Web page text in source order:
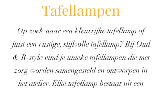
Tafellampen
Op zoek naar een kleurrijke tafellamp of
juist een rustige, stijlvolle tafellamp? Bij Oud
& R-style vind je unieke tafellampen die met
zorg worden samengesteld en ontworpen in
het atelier. Elke tafellamp bestaat uit een